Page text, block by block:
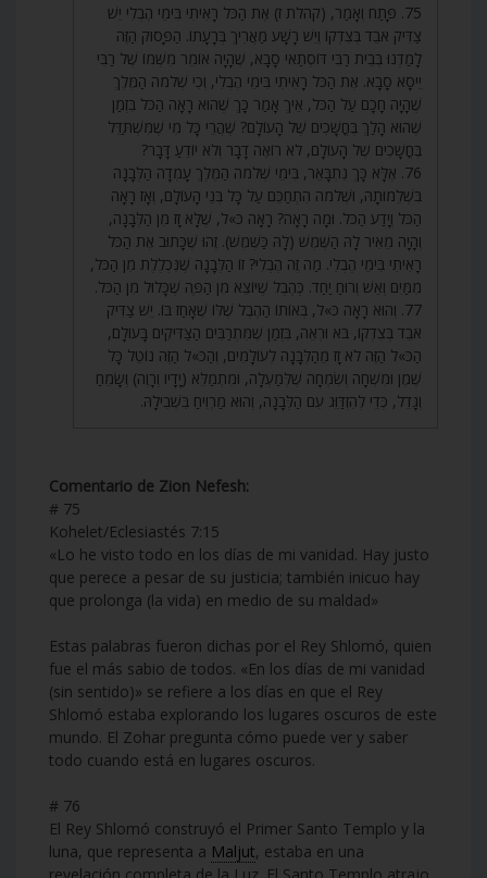
75. פָּתַח וְאָמַר, (קהלת ז) אֶת הַכֹּל רָאִיתִי בִּימֵי הֶבְלִי יֵשׁ
צַדִּיק אֹבֵד בְּצִדְקוֹ וְיֵשׁ רָשָׁע מַאֲרִיךְ בְּרָעָתוֹ. הַפָּסוּק הַזֶּה
לָמַדְנוּ בְּבֵית רַבִּי דּוֹסְתַאי סָבָא, שֶׁהָיָה אוֹמֵר מִשְּׁמוֹ שֶׁל רַבִּי
יֵיסָא סָבָא. אֶת הַכֹּל רָאִיתִי בִּימֵי הֶבְלִי, וְכִי שְׁלֹמֹה הַמֶּלֶךְ
שֶׁהָיָה חָכָם עַל הַכֹּל, אֵיךְ אָמַר כָּךְ שֶׁהוּא רָאָה הַכֹּל בִּזְמַן
שֶׁהוּא הָלַךְ בֶּחֳשָׁכִים שֶׁל הָעוֹלָם? שֶׁהֲרֵי כָּל מִי שֶׁמִּשְׁתַּדֵּל
בֶּחֳשָׁכִים שֶׁל הָעוֹלָם, לֹא רוֹאֶה דָבָר וְלֹא יוֹדֵעַ דָּבָר?
76. אֶלָּא כָּךְ נִתְבָּאֵר, בִּימֵי שְׁלֹמֹה הַמֶּלֶךְ עָמְדָה הַלְּבָנָה
בִּשְׁלֵמוּתָהּ, וּשְׁלֹמֹה הִתְחַכֵּם עַל כָּל בְּנֵי הָעוֹלָם, וְאָז רָאָה
הַכֹּל וְיָדַע הַכֹּל. וּמָה רָאָה? רָאָה כֹּ»ל, שֶׁלָּא זָז מִן הַלְּבָנָה,
וְהָיָה מֵאִיר לָהּ הַשֶּׁמֶשׁ (לָהּ כַּשֶּׁמֶשׁ). זֶהוּ שֶׁכָּתוּב אֶת הַכֹּל
רָאִיתִי בִּימֵי הֶבְלִי. מַה זֶּה הֶבְלִי? זוֹ הַלְּבָנָה שֶׁנִּכְלֶלֶת מִן הַכֹּל,
מִמַּיִם וְאֵשׁ וְרוּחַ יַחַד. כְּהֶבֶל שֶׁיּוֹצֵא מִן הַפֶּה שֶׁכָּלוּל מִן הַכֹּל.
77. וְהוּא רָאָה כֹּ»ל, בְּאוֹתוֹ הַהֶבֶל שֶׁלּוֹ שֶׁאָחַז בּוֹ. יֵשׁ צַדִּיק
אֹבֵד בְּצִדְקוֹ, בֹּא וּרְאֵה, בִּזְמַן שֶׁמִּתְרַבִּים הַצַּדִּיקִים בָּעוֹלָם,
הַכֹּ»ל הַזֶּה לֹא זָז מֵהַלְּבָנָה לְעוֹלָמִים, וְהַכֹּ»ל הַזֶּה נוֹטֵל כָּל
שֶׁמֶן וּמִשְׁחָה וְשִׂמְחָה שֶׁלְּמַעְלָה, וּמִתְמַלֵּא (יָדָיו וְרָוֶה) וְשָׂמֵחַ
וְגָדֵל, כְּדֵי לְהִזְדַּוֵּג עִם הַלְּבָנָה, וְהוּא מַרְוִיחַ בִּשְׁבִילָהּ.
Comentario de Zion Nefesh:
# 75
Kohelet/Eclesiastés 7:15
«Lo he visto todo en los días de mi vanidad. Hay justo
que perece a pesar de su justicia; también inicuo hay
que prolonga (la vida) en medio de su maldad»
Estas palabras fueron dichas por el Rey Shlomó, quien
fue el más sabio de todos. «En los días de mi vanidad
(sin sentido)» se refiere a los días en que el Rey
Shlomó estaba explorando los lugares oscuros de este
mundo. El Zohar pregunta cómo puede ver y saber
todo cuando está en lugares oscuros.
# 76
El Rey Shlomó construyó el Primer Santo Templo y la
luna, que representa a Maljut, estaba en una
revelación completa de la Luz. El Santo Templo atrajo